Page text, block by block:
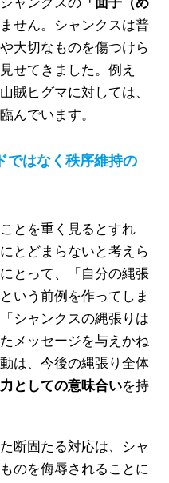
せん。シャンクスは普
大切なものを傷つけら
せてきました。例え
賊ヒグマに対しては、
んでいます。
ではなく秩序維持の
とを重く見るとすれ
とどまらないと考えら
とって、「自分の縄張
いう前例を作ってしま
シャンクスの縄張りは
メッセージを与えかね
は、今後の縄張り全体
としての意味合いを持
断固たる対応は、シャ
のを侮辱されることに